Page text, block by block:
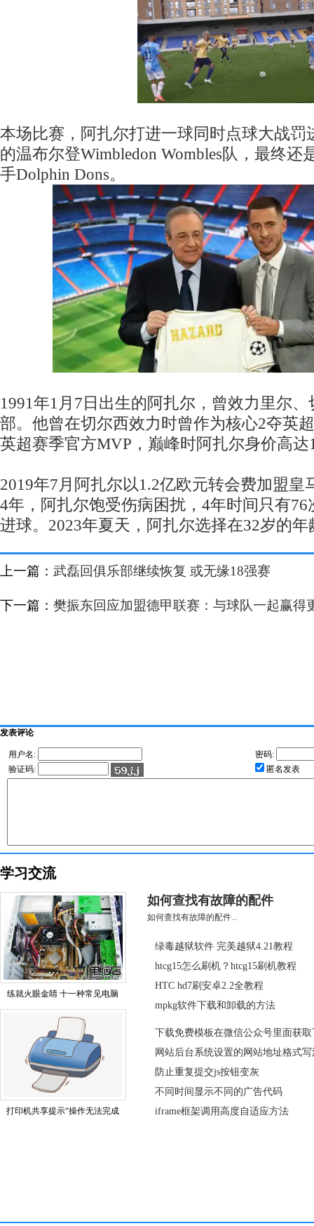
本场比赛，阿扎尔打进一球同时点球大战罚
的温布尔登Wimbledon Wombles队，最终还
手Dolphin Dons。
1991年1月7日出生的阿扎尔，曾效力里尔
部。他曾在切尔西效力时曾作为核心2夺英
英超赛季官方MVP，巅峰时阿扎尔身价高达
2019年7月阿扎尔以1.2亿欧元转会费加盟皇
4年，阿扎尔饱受伤病困扰，4年时间只有
进球。2023年夏天，阿扎尔选择在32岁的
上一篇： 武磊回俱乐部继续恢复 或无缘18强赛
下一篇： 樊振东回应加盟德甲联赛：与球队一起赢得
发表评论
用户名:
密码:
验证码:
匿名发表
学习交流
练就火眼金睛 十一种常见电脑
打印机共享提示“操作无法完成
如何查找有故障的配件
如何查找有故障的配件...
绿毒越狱软件 完美越狱4.21教程
htcg15怎么刷机？htcg15刷机教程
HTC hd7刷安卓2.2全教程
mpkg软件下载和卸载的方法
下载免费模板在微信公众号里面获
网站后台系统设置的网站地址格式写
防止重复提交js按钮变灰
不同时间显示不同的广告代码
iframe框架调用高度自适应方法